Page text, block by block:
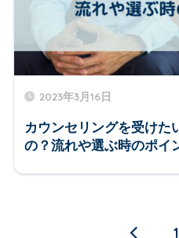
2023年3月16日
カウンセリングを受けた
の？流れや選ぶ時のポイ
1